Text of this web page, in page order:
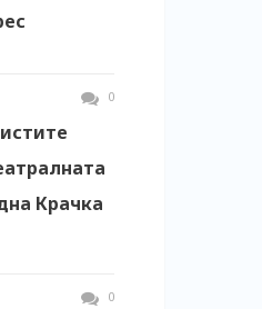
0
Крачка
0